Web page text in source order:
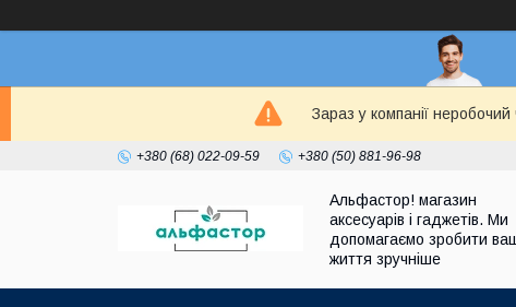
Зараз у компанії
+380 (68) 022-09-59 +380 (50) 881-96-98
Альфастор! магазин
аксесуарів і гаджетів. Ми
допомагаємо зробити
життя зручніше